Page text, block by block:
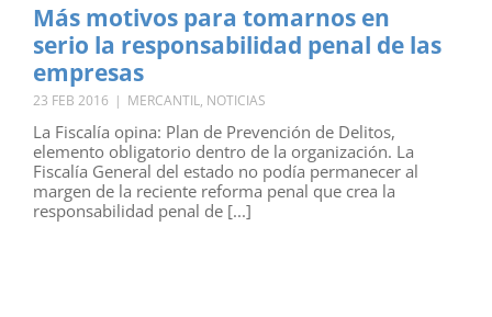
Más motivos para tomarnos en
serio la responsabilidad penal de las
empresas
23 FEB 2016 | MERCANTIL, NOTICIAS
La Fiscalía opina: Plan de Prevención de Delitos,
elemento obligatorio dentro de la organización. La
Fiscalía General del estado no podía permanecer al
margen de la reciente reforma penal que crea la
responsabilidad penal de [...]